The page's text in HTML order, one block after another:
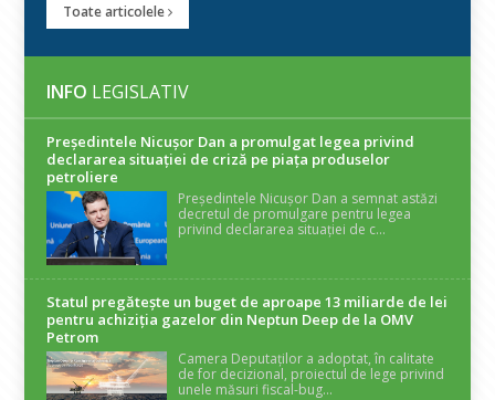
Toate articolele
INFO LEGISLATIV
Președintele Nicuşor Dan a promulgat legea privind
declararea situaţiei de criză pe piaţa produselor
petroliere
Președintele Nicușor Dan a semnat astăzi
decretul de promulgare pentru legea
privind declararea situației de c...
Statul pregătește un buget de aproape 13 miliarde de lei
pentru achiziția gazelor din Neptun Deep de la OMV
Petrom
Camera Deputaților a adoptat, în calitate
de for decizional, proiectul de lege privind
unele măsuri fiscal-bug...